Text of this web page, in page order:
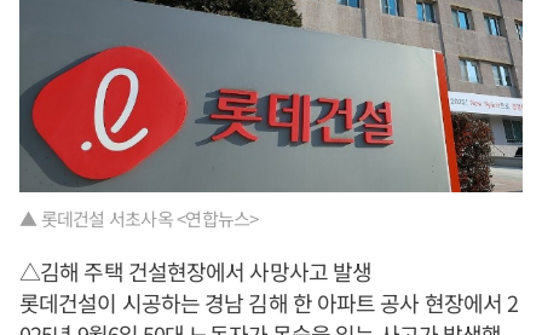
▲ 롯데건설 서초사옥 <연합뉴스>
△김해 주택 건설현장에서 사망사고 발생
롯데건설이 시공하는 경남 김해 한 아파트 공사 현장에서 2